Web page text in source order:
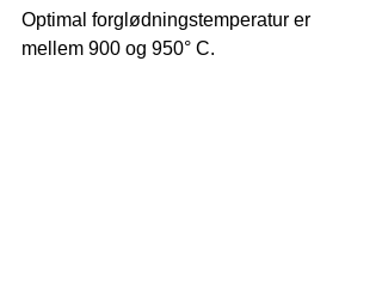
Optimal forglødningstemperatur er
mellem 900 og 950° C.